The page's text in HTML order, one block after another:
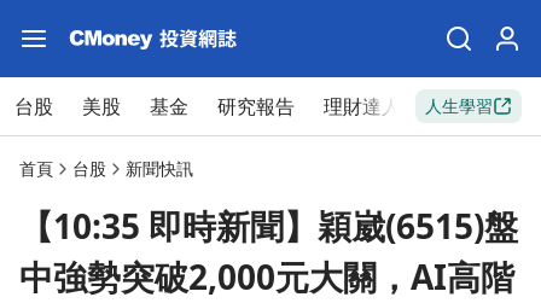
台股 美股 基金 研究報告 理財達人 新手入門
人生學習
首頁 台股 新聞快訊
【10:35 即時新聞】穎崴(6515)盤
中強勢突破2,000元大關，AI高階